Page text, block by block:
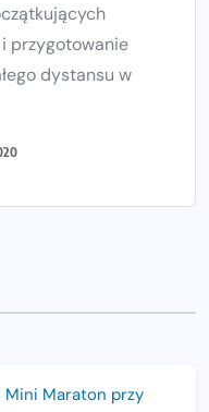
przygotowanie
dystansu w
Mini Maraton przy